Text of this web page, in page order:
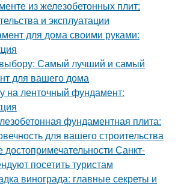
из железобетонных плит:
и эксплуатации
для дома своими руками:
Самый лучший и самый
для вашего дома
на ленточный фундамент:
фундаментная плита:
для вашего строительства
Санкт-
посетить туристам
винограда: главные секреты и